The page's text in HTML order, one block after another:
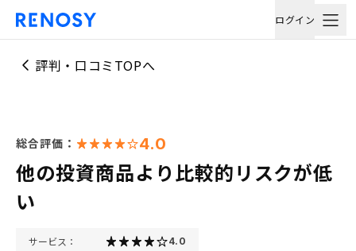
ログイン
評判・口コミTOPへ
総合評価： 4.0
他の投資商品より比較的リスクが低
い
サービス： 4.0